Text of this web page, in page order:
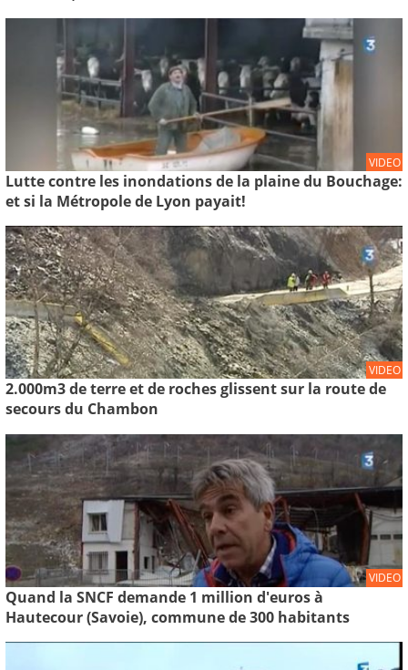
VIDEO
Lutte contre les inondations de la plaine du Bouchage:
et si la Métropole de Lyon payait!
VIDEO
2.000m3 de terre et de roches glissent sur la route de
secours du Chambon
VIDEO
Quand la SNCF demande 1 million d'euros à
Hautecour (Savoie), commune de 300 habitants